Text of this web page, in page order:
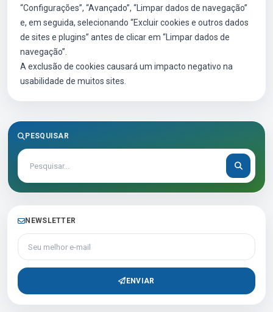
“Configurações”, “Avançado”, “Limpar dados de navegação”
e, em seguida, selecionando “Excluir cookies e outros dados
de sites e plugins” antes de clicar em “Limpar dados de
navegação”.
A exclusão de cookies causará um impacto negativo na
usabilidade de muitos sites.
PESQUISAR
NEWSLETTER
Seu melhor e-mail
ENVIAR